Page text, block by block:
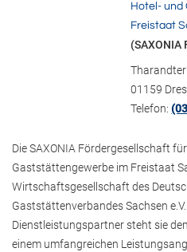
Hotel-
Freistaat
(SAXONIA
Tharandter
01159
Telefon:
Die SAXONIA Fördergesellschaft
Gaststättengewerbe im Freistaat
Wirtschaftsgesellschaft des
Gaststättenverbandes Sachsen
Dienstleistungspartner steht sie
einem umfangreichen